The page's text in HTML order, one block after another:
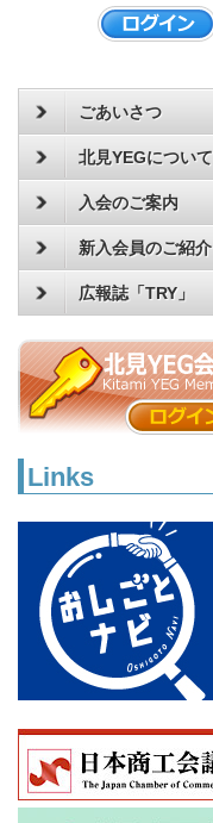
ごあいさつ
北見YEGについて
入会のご案内
新入会員のご紹介
広報誌「TRY」
Links